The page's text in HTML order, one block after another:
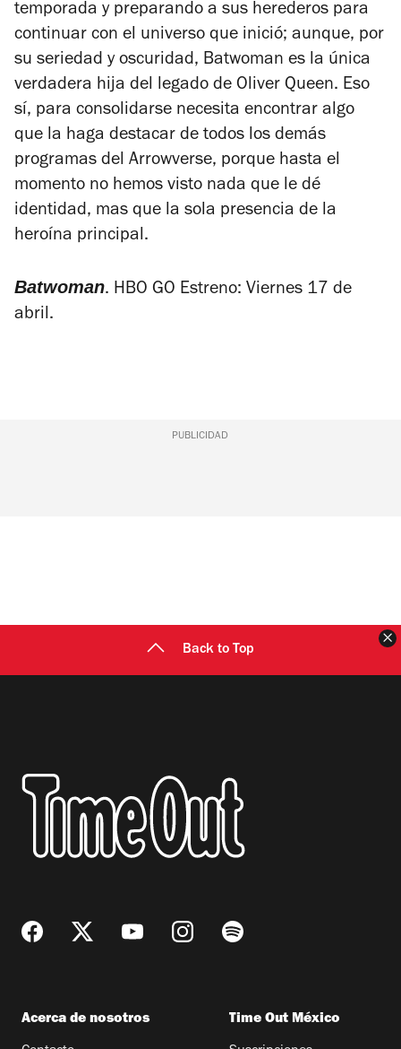
temporada y preparando a sus herederos para
continuar con el universo que inició; aunque, por
su seriedad y oscuridad, Batwoman es la única
verdadera hija del legado de Oliver Queen. Eso
sí, para consolidarse necesita encontrar algo
que la haga destacar de todos los demás
programas del Arrowverse, porque hasta el
momento no hemos visto nada que le dé
identidad, mas que la sola presencia de la
heroína principal.
Batwoman. HBO GO Estreno: Viernes 17 de
abril.
PUBLICIDAD
Back to Top
Acerca de nosotros Time Out México